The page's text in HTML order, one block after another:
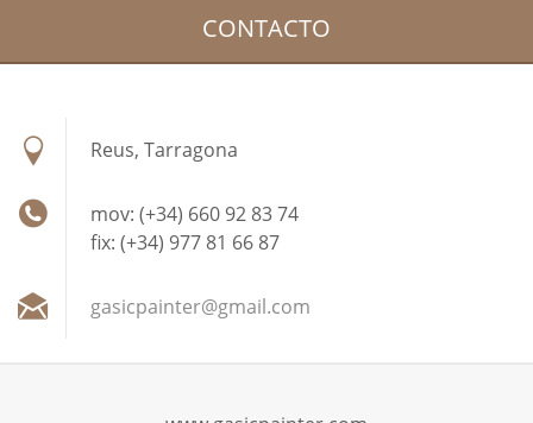
CONTACTO
Reus, Tarragona
mov: (+34) 660 92 83 74
fix: (+34) 977 81 66 87
gasicpainter@gmail.com